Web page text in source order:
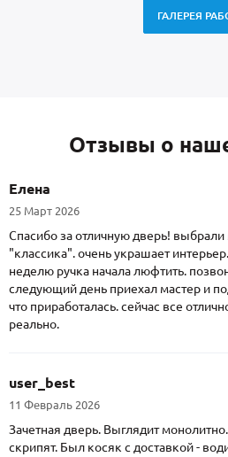
ГАЛЕРЕЯ
Отзывы о
Елена
25 Март 2026
Спасибо за отличную дверь!
"классика". очень украшает
неделю ручка начала люфтить.
следующий день приехал мастер и
что приработалась. сейчас все
реально.
user_best
11 Февраль 2026
Зачетная дверь. Выглядит
скрипят. Был косяк с доставкой -